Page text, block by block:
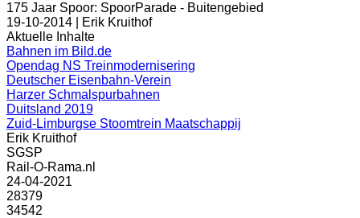
175 Jaar Spoor: SpoorParade - Buitengebied
19-10-2014 |
Erik Kruithof
Aktuelle Inhalte
Bahnen im Bild.de
Opendag NS Treinmodernisering
Deutscher Eisenbahn-Verein
Harzer Schmalspurbahnen
Duitsland 2019
Zuid-Limburgse Stoomtrein Maatschappij
Erik Kruithof
SGSP
Rail-O-Rama.nl
24-04-2021
28379
34542